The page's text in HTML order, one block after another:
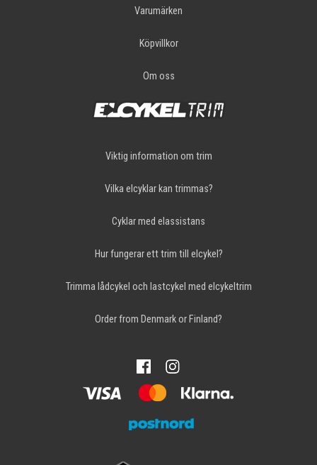
Varumärken
Köpvillkor
Om oss
Viktig information om trim
Vilka elcyklar kan trimmas?
Cyklar med elassistans
Hur fungerar ett trim till elcykel?
Trimma lådcykel och lastcykel med elcykeltrim
Order from Denmark or Finland?